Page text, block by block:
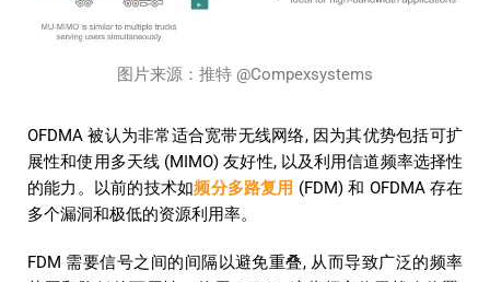
图片来源：推特 @Compexsystems
OFDMA 被认为非常适合宽带无线网络, 因为其优势包括可扩
展性和使用多天线 (MIMO) 友好性, 以及利用信道频率选择性
的能力。以前的技术如频分多路复用 (FDM) 和 OFDMA 存在
多个漏洞和极低的资源利用率。
FDM 需要信号之间的间隔以避免重叠, 从而导致广泛的频率